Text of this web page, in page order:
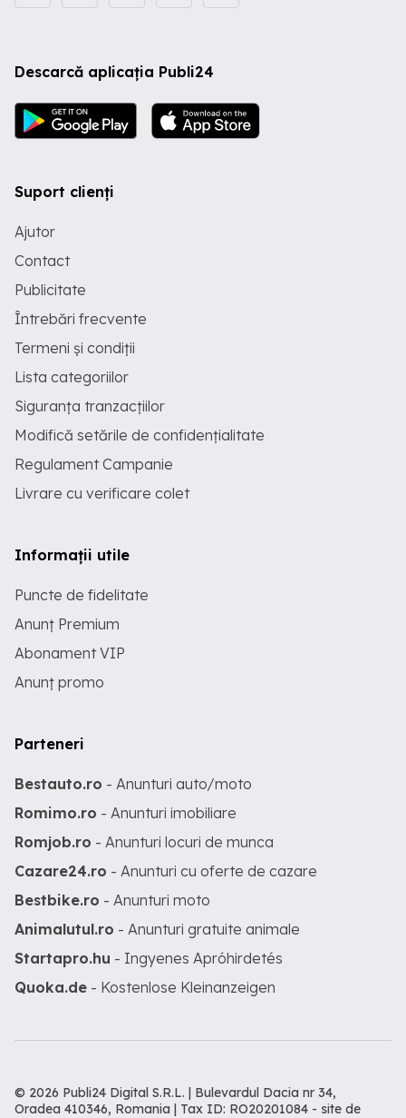
Descarcă aplicația Publi24
Suport clienți
Ajutor
Contact
Publicitate
Întrebări frecvente
Termeni și condiții
Lista categoriilor
Siguranța tranzacțiilor
Modifică setările de confidențialitate
Regulament Campanie
Livrare cu verificare colet
Informații utile
Puncte de fidelitate
Anunț Premium
Abonament VIP
Anunț promo
Parteneri
Bestauto.ro - Anunturi auto/moto
Romimo.ro - Anunturi imobiliare
Romjob.ro - Anunturi locuri de munca
Cazare24.ro - Anunturi cu oferte de cazare
Bestbike.ro - Anunturi moto
Animalutul.ro - Anunturi gratuite animale
Startapro.hu - Ingyenes Apróhirdetés
Quoka.de - Kostenlose Kleinanzeigen
© 2026 Publi24 Digital S.R.L. | Bulevardul Dacia nr 34,
Oradea 410346, Romania | Tax ID: RO20201084 - site de